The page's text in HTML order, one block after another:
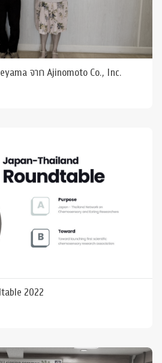
จาก Ajinomoto Co., Inc.
2022